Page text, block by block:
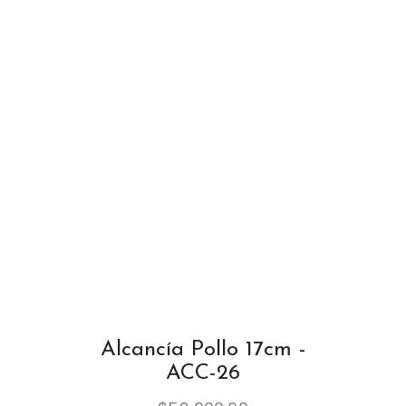
Alcancía Pollo 17cm -
ACC-26